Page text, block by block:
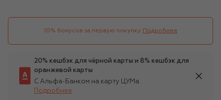
10% бонусов за первую покупку Подробнее
20% кешбэк для чёрной карты и 8% кешбэк для
оранжевой карты
С Альфа-Банком на карту ЦУМа
Подробнее